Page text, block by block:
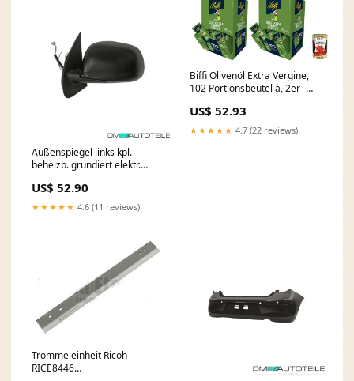
Außenspiegel links kpl.
beheizb. grundiert elektr.
Ford Focus IV 5-Türer Starre
Hinterachse
US$ 52.90
★★★★★ 4.6 (11 reviews)
Biffi Olivenöl Extra Vergine,
102 Portionsbeutel à, 2er -
Gourmet polpa 400g Original
italienisch Silver
US$ 52.93
★★★★★ 4.7 (22 reviews)
Trommeleinheit Ricoh
RICE8446